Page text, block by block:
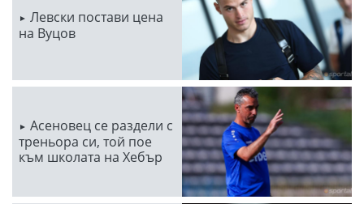
Левски постави цена
на Вуцов
Асеновец се раздели с
треньора си, той пое
към школата на Хебър